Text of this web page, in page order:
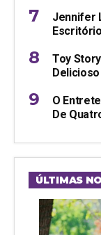
Jennifer
Toy
O
De
ÚLTIMAS